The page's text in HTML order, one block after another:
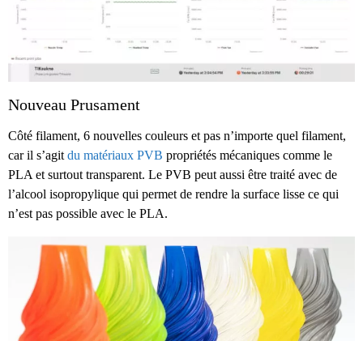
Nouveau Prusament
Côté filament, 6 nouvelles couleurs et pas n’importe quel filament,
car il s’agit du matériaux PVB propriétés mécaniques comme le
PLA et surtout transparent. Le PVB peut aussi être traité avec de
l’alcool isopropylique qui permet de rendre la surface lisse ce qui
n’est pas possible avec le PLA.